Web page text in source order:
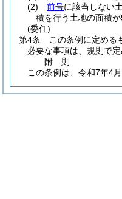
(2)
前号に該当しない
積を行う土地の面積
(委任)
第4条
この条例に定める
必要な事項は、規則で定
附 則
この条例は、令和7年4